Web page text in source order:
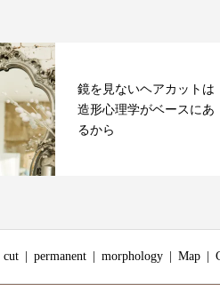
鏡を見ないヘアカットは
造形心理学がベースにあ
るから
cut permanent morphology Map